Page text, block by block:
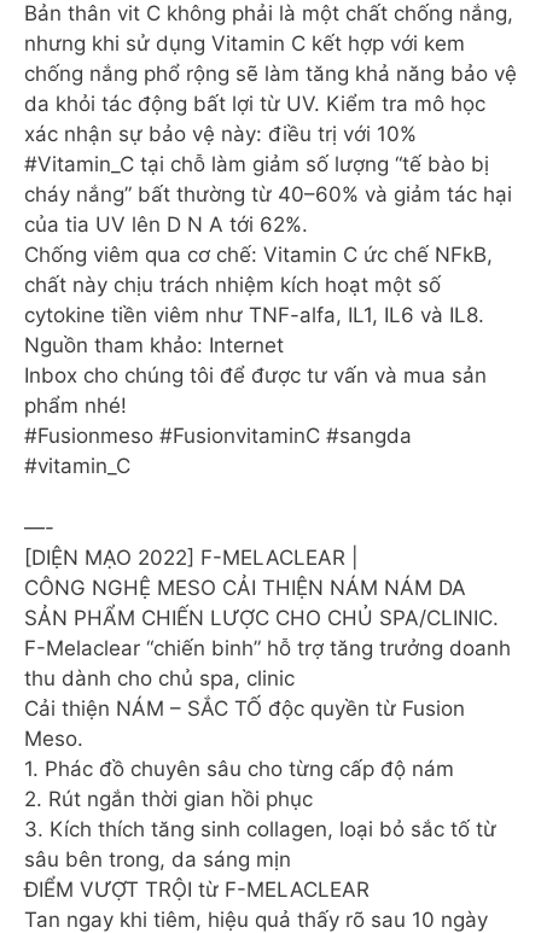
Bản thân vit C không phải là một chất chống nắng,
nhưng khi sử dụng Vitamin C kết hợp với kem
chống nắng phổ rộng sẽ làm tăng khả năng bảo vệ
da khỏi tác động bất lợi từ UV. Kiểm tra mô học
xác nhận sự bảo vệ này: điều trị với 10%
#Vitamin_C tại chỗ làm giảm số lượng “tế bào bị
cháy nắng” bất thường từ 40–60% và giảm tác hại
của tia UV lên D N A tới 62%.
Chống viêm qua cơ chế: Vitamin C ức chế NFkB,
chất này chịu trách nhiệm kích hoạt một số
cytokine tiền viêm như TNF-alfa, IL1, IL6 và IL8.
Nguồn tham khảo: Internet
Inbox cho chúng tôi để được tư vấn và mua sản
phẩm nhé!
#Fusionmeso #FusionvitaminC #sangda
#vitamin_C
—-
[DIỆN MẠO 2022] F-MELACLEAR |
CÔNG NGHỆ MESO CẢI THIỆN NÁM NÁM DA
SẢN PHẨM CHIẾN LƯỢC CHO CHỦ SPA/CLINIC.
F-Melaclear “chiến binh” hỗ trợ tăng trưởng doanh
thu dành cho chủ spa, clinic
Cải thiện NÁM – SẮC TỐ độc quyền từ Fusion
Meso.
1. Phác đồ chuyên sâu cho từng cấp độ nám
2. Rút ngắn thời gian hồi phục
3. Kích thích tăng sinh collagen, loại bỏ sắc tố từ
sâu bên trong, da sáng mịn
ĐIỂM VƯỢT TRỘI từ F-MELACLEAR
Tan ngay khi tiêm, hiệu quả thấy rõ sau 10 ngày